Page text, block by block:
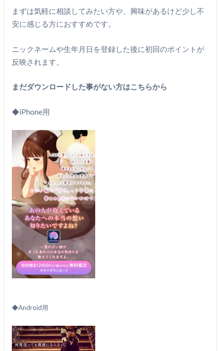
まずは気軽に相談してみたい方や、興味があるけど少し不
安に感じる方におすすめです。
ニックネームや生年月日を登録した後に初回のポイントが
反映されます。
まだダウンロードした事がない方はこちらから
◆iPhone用
◆Android用